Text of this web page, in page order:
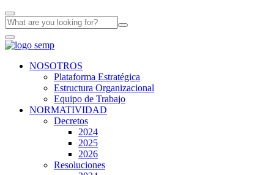
NOSOTROS
Plataforma Estratégica
Estructura Organizacional
Equipo de Trabajo
NORMATIVIDAD
Decretos
2024
2025
2026
Resoluciones